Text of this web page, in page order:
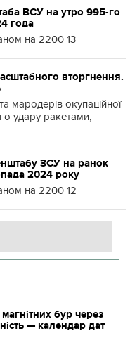
ВСУ на утро 995-го
года
на 2200 13
вторгнення.
мародерів окупаційної
удару ракетами,
ЗСУ на ранок
2024 року
на 2200 12
бур через
— календар дат